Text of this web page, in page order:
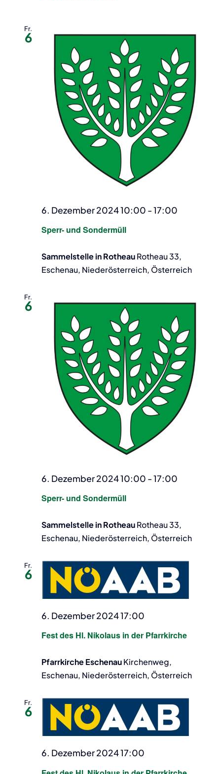
Fr.
6
Sperr- und Sondermüll
6. Dezember 2024 10:00 -17:00
Sammelstelle in RotheauRotheau 33,
Eschenau, Niederösterreich, Österreich
Fr.
6
Sperr- und Sondermüll
6. Dezember 2024 10:00 -17:00
Sammelstelle in RotheauRotheau 33,
Eschenau, Niederösterreich, Österreich
Fr.
6
Fest des Hl. Nikolaus in der Pfarrkirche
6. Dezember 2024 17:00
Pfarrkirche EschenauKirchenweg,
Eschenau, Niederösterreich, Österreich
Fr.
6
6. Dezember 2024 17:00